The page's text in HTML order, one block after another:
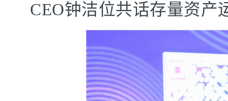
CEO钟洁位共话存量资产